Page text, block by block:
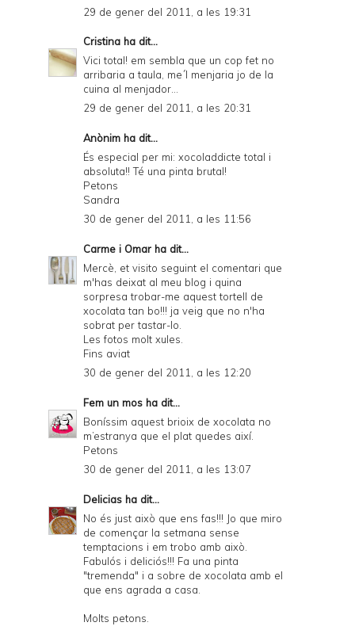
29 de gener del 2011, a les 19:31
Cristina ha dit...
Vici total! em sembla que un cop fet no
arribaria a taula, me´l menjaria jo de la
cuina al menjador...
29 de gener del 2011, a les 20:31
Anònim ha dit...
És especial per mi: xocoladdicte total i
absoluta!! Té una pinta brutal!
Petons
Sandra
30 de gener del 2011, a les 11:56
Carme i Omar ha dit...
Mercè, et visito seguint el comentari que
m'has deixat al meu blog i quina
sorpresa trobar-me aquest tortell de
xocolata tan bo!!! ja veig que no n'ha
sobrat per tastar-lo.
Les fotos molt xules.
Fins aviat
30 de gener del 2011, a les 12:20
Fem un mos ha dit...
Boníssim aquest brioix de xocolata no
m’estranya que el plat quedes així.
Petons
30 de gener del 2011, a les 13:07
Delicias ha dit...
No és just això que ens fas!!! Jo que miro
de començar la setmana sense
temptacions i em trobo amb això.
Fabulós i deliciós!!! Fa una pinta
"tremenda" i a sobre de xocolata amb el
que ens agrada a casa.
Molts petons.